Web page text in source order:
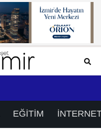
EĞİTİM